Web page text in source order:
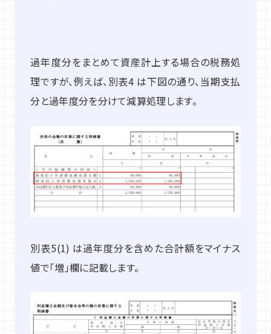
過年度分をまとめて資産計上する場合の税務処
理ですが、例えば、別表4 は下図の通り、当期支払
分と過年度分を分けて減算処理します。
別表5(1) は過年度分を含めた合計額をマイナス
値で「増」欄に記載します。